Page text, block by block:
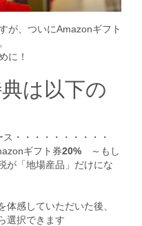
が、ついにAmazonギフト
に！
は以下の
ス ・・・・・・・・・・
ギフト券20%
～もし
が「地場産品」だけにな
体感していただいた後、
選択できます